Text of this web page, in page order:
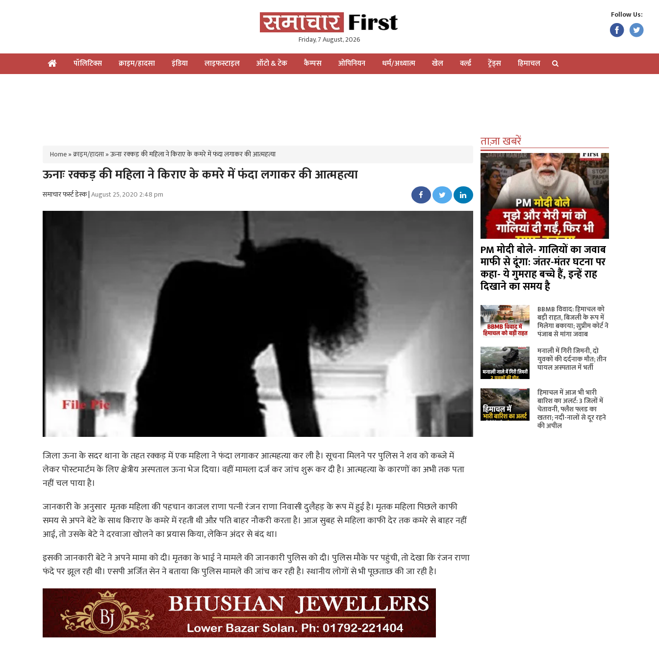
Friday, 7 August, 2026
Follow Us:
पॉलिटिक्स क्राइम/हादसा इंडिया लाइफस्टाइल ऑटो & टेक कैम्पस ओपिनियन धर्म/अध्यात्म खेल वर्ल्ड ट्रेंड्स हिमाचल
Home»क्राइम/हादसा»ऊनाः रक्कड़ की महिला ने किराए के कमरे में फंदा लगाकर की आत्महत्या
ऊनाः रक्कड़ की महिला ने किराए के कमरे में फंदा लगाकर की आत्महत्या
समाचार फर्स्ट डेस्क |August 25, 2020 2:48 pm
जिला ऊना के सदर थाना के तहत रक्कड़ में एक महिला ने फंदा लगाकर आत्महत्या कर ली है। सूचना मिलने पर पुलिस ने शव को कब्जे में
लेकर पोस्टमार्टम के लिए क्षेत्रीय अस्पताल ऊना भेज दिया। वहीं मामला दर्ज कर जांच शुरू कर दी है। आत्महत्या के कारणों का अभी तक पता
नहीं चल पाया है।
जानकारी के अनुसार मृतक महिला की पहचान काजल राणा पत्‍नी रंजन राणा निवासी दुलैहड़ के रूप में हुई है। मृतक महिला पिछले काफी
समय से अपने बेटे के साथ किराए के कमरे में रहती थी औऱ पति बाहर नौकरी करता है। आज सुबह से महिला काफी देर तक कमरे से बाहर नहीं
आई, तो उसके बेटे ने दरवाजा खोलने का प्रयास किया, लेकिन अंदर से बंद था।
इसकी जानकारी बेटे ने अपने मामा को दी। मृतका के भाई ने मामले की जानकारी पुलिस को दी। पुलिस मौके पर पहुंची, तो देखा कि रंजन राणा
फंदे पर झूल रही थी। एसपी अर्जित सेन ने बताया कि पुलिस मामले की जांच कर रही है। स्थानीय लोगों से भी पूछताछ की जा रही है।
ताज़ा खबरें
PM मोदी बोले- गालियों का जवाब
माफी से दूंगा: जंतर-मंतर घटना पर
कहा- ये गुमराह बच्चे हैं, इन्हें राह
दिखाने का समय है
BBMB विवाद: हिमाचल को
बड़ी राहत, बिजली के रूप में
मिलेगा बकाया; सुप्रीम कोर्ट ने
पंजाब से मांगा जवाब
मनाली में गिरी जिमनी, दो
युवकों की दर्दनाक मौत; तीन
घायल अस्पताल में भर्ती
हिमाचल में आज भी भारी
बारिश का अलर्ट: 3 जिलों में
चेतावनी, फ्लैश फ्लड का
खतरा; नदी-नालों से दूर रहने
की अपील